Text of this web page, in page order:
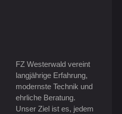
FZ Westerwald vereint
langjährige Erfahrung,
modernste Technik und
ehrliche Beratung.
Unser Ziel ist es, jedem